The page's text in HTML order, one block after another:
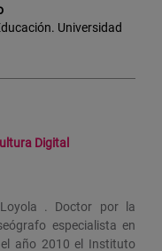
Universidad
Digital
. Doctor por la
especialista en
el año 2010 el Instituto